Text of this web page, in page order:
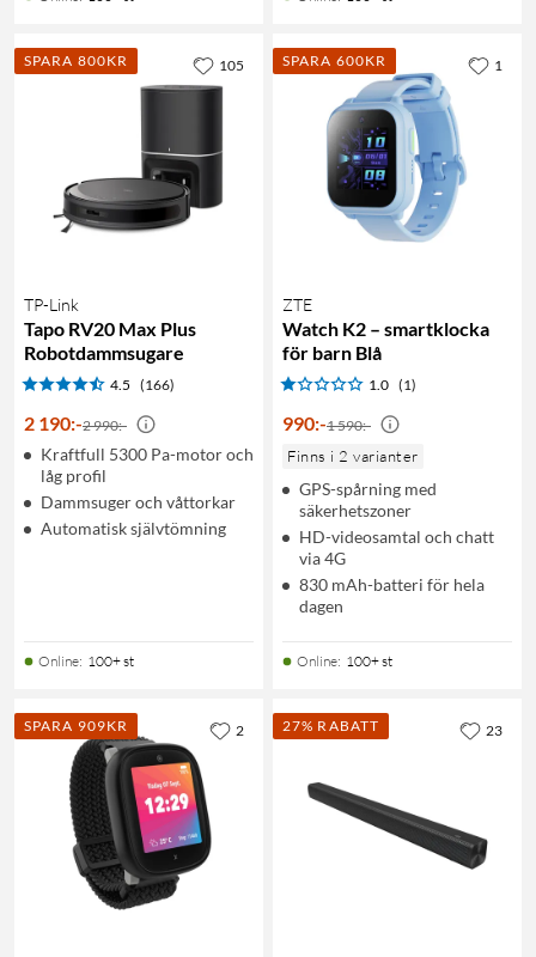
SPARA 800KR
TP-Link
Tapo RV20 Max Plus
Robotdammsugare
4.5 (166)
2 190:-2 990:-
Kraftfull 5300 Pa-motor och
låg profil
Dammsuger och våttorkar
Automatisk självtömning
Online: 100+ st
105 SPARA 600KR
ZTE
Watch K2 – smartklocka
för barn Blå
1.0 (1)
990:-1 590:-
Finns i 2 varianter
GPS-spårning med
säkerhetszoner
HD-videosamtal och chatt
via 4G
830 mAh-batteri för hela
dagen
Online: 100+ st
1
SPARA 909KR 2 27% RABATT 23